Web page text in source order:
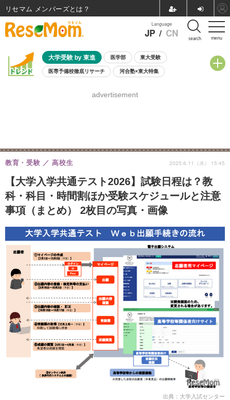
menu
Language
JP / CN search
大学受験 by 東進 医学部 東大受験
医専予備校徹底リサーチ 河合塾×東大特集
8月開催学校説明会・相談会
advertisement
【大学入学共通テスト2026】試験日程は？教
科・科目・時間割ほか受験スケジュールと注意
事項（まとめ） 2枚目の写真・画像
教育・受験 高校生 2025.6.11（水） 15:45
出典：大学入試センター
リセマム メンバーズ